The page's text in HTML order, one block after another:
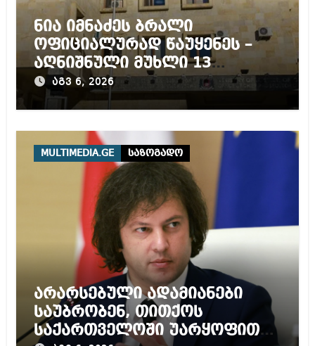
ნია იმნაძეს ბრალი
ოფიციალურად წაუყენეს –
აღნიშნული მუხლი 13
წლამდე პატიმრობას
ითვალისწინებს
აგვ 6, 2026
MULTIMEDIA.GE საზოგადო
არარსებული ადამიანები
საუბრობენ, თითქოს
საქართველოში უარყოფითი